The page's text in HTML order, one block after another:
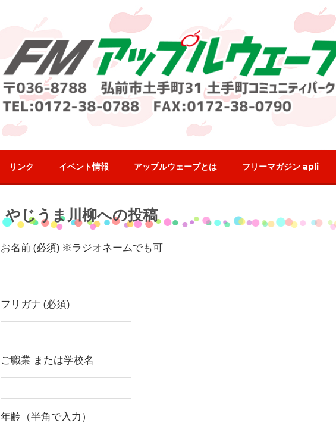
リンク イベント情報 アップルウェーブとは フリーマガジン apli
やじうま川柳への投稿
お名前 (必須) ※ラジオネームでも可
フリガナ (必須)
ご職業 または学校名
年齢（半角で入力）